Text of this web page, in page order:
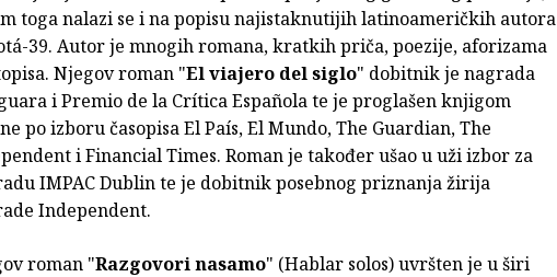
toga nalazi se i na popisu najistaknutijih latinoameričkih autora
39. Autor je mnogih romana, kratkih priča, poezije, aforizama
Njegov roman "El viajero del siglo" dobitnik je nagrada
i Premio de la Crítica Española te je proglašen knjigom
po izboru časopisa El País, El Mundo, The Guardian, The
i Financial Times. Roman je također ušao u uži izbor za
IMPAC Dublin te je dobitnik posebnog priznanja žirija
Independent.
roman "Razgovori nasamo" (Hablar solos) uvršten je u širi